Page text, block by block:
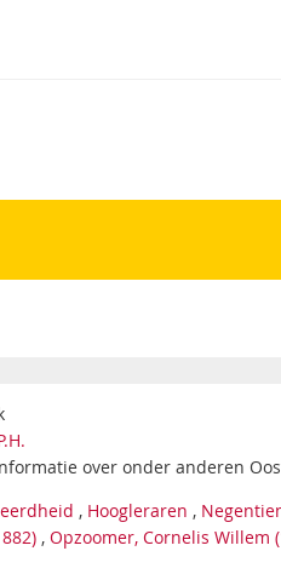
over onder anderen
, Hoogleraren ,
,Opzoomer, Cornelis Willem